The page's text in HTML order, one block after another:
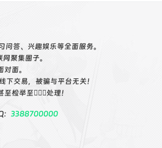
答、兴趣娱乐等全面服务。
聚集圈子。
面。
下交易，被骗与平台无关！
检举至👮🏻‍♀️处理！
3388700000